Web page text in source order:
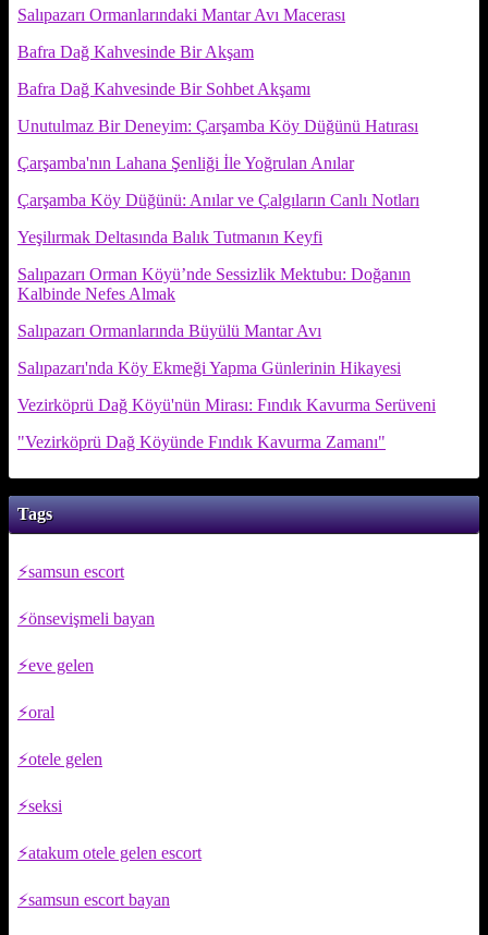
Salıpazarı Ormanlarındaki Mantar Avı Macerası
Bafra Dağ Kahvesinde Bir Akşam
Bafra Dağ Kahvesinde Bir Sohbet Akşamı
Unutulmaz Bir Deneyim: Çarşamba Köy Düğünü Hatırası
Çarşamba'nın Lahana Şenliği İle Yoğrulan Anılar
Çarşamba Köy Düğünü: Anılar ve Çalgıların Canlı Notları
Yeşilırmak Deltasında Balık Tutmanın Keyfi
Salıpazarı Orman Köyü’nde Sessizlik Mektubu: Doğanın
Kalbinde Nefes Almak
Salıpazarı Ormanlarında Büyülü Mantar Avı
Salıpazarı'nda Köy Ekmeği Yapma Günlerinin Hikayesi
Vezirköprü Dağ Köyü'nün Mirası: Fındık Kavurma Serüveni
"Vezirköprü Dağ Köyünde Fındık Kavurma Zamanı"
Tags
samsun escort
önsevişmeli bayan
eve gelen
oral
otele gelen
seksi
atakum otele gelen escort
samsun escort bayan